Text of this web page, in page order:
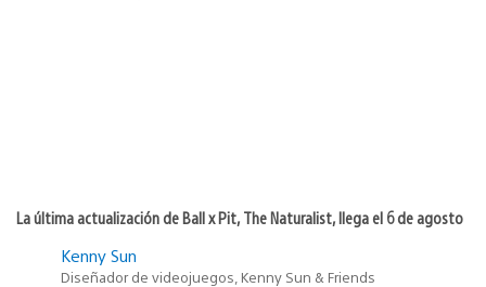
La última actualización de Ball x Pit, The Naturalist, llega el 6 de agosto
Kenny Sun
Diseñador de videojuegos, Kenny Sun & Friends